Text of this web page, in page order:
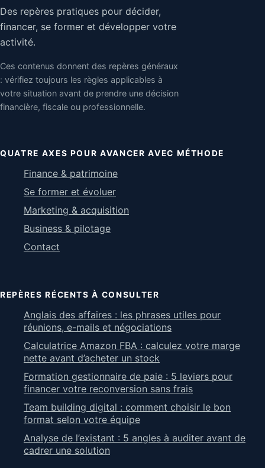
Des repères pratiques pour décider,
financer, se former et développer votre
activité.
Ces contenus donnent des repères généraux
: vérifiez toujours les règles applicables à
votre situation avant de prendre une décision
financière, fiscale ou professionnelle.
QUATRE AXES POUR AVANCER AVEC MÉTHODE
Finance & patrimoine
Se former et évoluer
Marketing & acquisition
Business & pilotage
Contact
REPÈRES RÉCENTS À CONSULTER
Anglais des affaires : les phrases utiles pour
réunions, e-mails et négociations
Calculatrice Amazon FBA : calculez votre marge
nette avant d’acheter un stock
Formation gestionnaire de paie : 5 leviers pour
financer votre reconversion sans frais
Team building digital : comment choisir le bon
format selon votre équipe
Analyse de l’existant : 5 angles à auditer avant de
cadrer une solution